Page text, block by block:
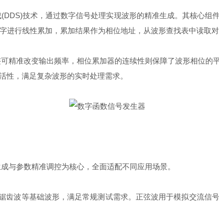
技术，通过数字信号处理实现波形的精准生成。其核心组
进行线性累加，累加结果作为相位地址，从波形查找表中读取
准改变输出频率，相位累加器的连续性则保障了波形相位的
，满足复杂波形的实时处理需求。
参数精准调控为核心，全面适配不同应用场景。
波等基础波形，满足常规测试需求。正弦波用于模拟交流信